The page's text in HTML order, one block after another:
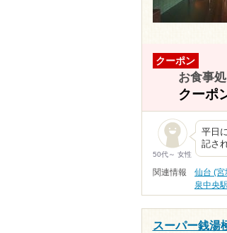
クーポン
お食事
クーポ
50代～ 女性
平日
記さ
関連情報 仙台 (宮
泉中央駅
スーパー銭